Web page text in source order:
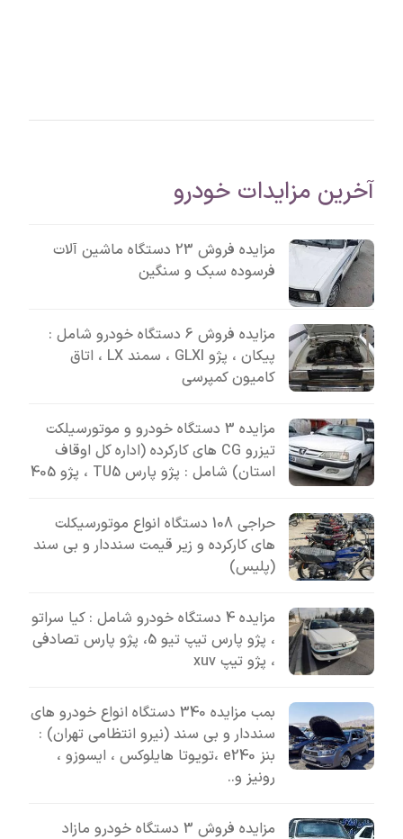
آخرین مزایدات خودرو
مزایده فروش 23 دستگاه ماشین آلات
فرسوده سبک و سنگین
مزایده فروش 6 دستگاه خودرو شامل :
پیکان ، پژو GLXI ، سمند LX ، اتاق
کامیون کمپرسی
مزایده 3 دستگاه خودرو و موتورسیلکت
تیزرو CG های کارکرده (اداره کل اوقاف
استان) شامل : پژو پارس TU5 ، پژو 405
حراجی 108 دستگاه انواع موتورسیکلت
های کارکرده و زیر قیمت سنددار و بی سند
(پلیس)
مزایده 4 دستگاه خودرو شامل : کیا سراتو
، پژو پارس تیپ تیو 5، پژو پارس تصادفی
، پژو تیپ xuv
بمب مزایده 340 دستگاه انواع خودرو های
سنددار و بی سند (نیرو انتظامی تهران) :
بنز e240 ،تویوتا هایلوکس ، ایسوزو ،
رونیز و..
مزایده فروش 3 دستگاه خودرو مازاد